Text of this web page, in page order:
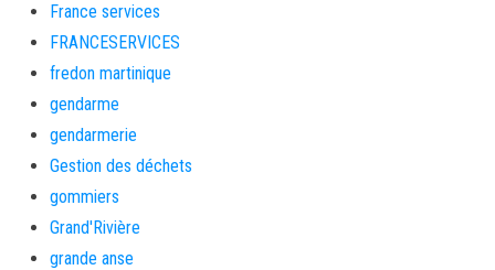
France services
FRANCESERVICES
fredon martinique
gendarme
gendarmerie
Gestion des déchets
gommiers
Grand'Rivière
grande anse